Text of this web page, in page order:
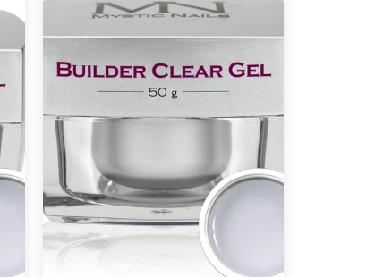
сравнению с более темным
Camouflage Gel. Как и Deluxe
Camouflage Gel, Deluxe Natural Gel
также является однофазным гелем,
что означает, что мы можем
непосредственно лепить его на
форму ногтя без использования
какого-либо прозрачного геля под
ним. Полностью высыхает, а также
великолепно прилипает к
правильно подготовленному
натуральному ногтю. Ваяние
обнаженных гелевых ногтей
никогда не было таким простым и
быстрым.